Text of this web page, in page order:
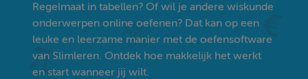
Regelmaat in tabellen? Of wil je andere wiskunde
onderwerpen online oefenen? Dat kan op een
leuke en leerzame manier met de oefensoftware
van Slimleren. Ontdek hoe makkelijk het werkt
en start wanneer jij wilt.